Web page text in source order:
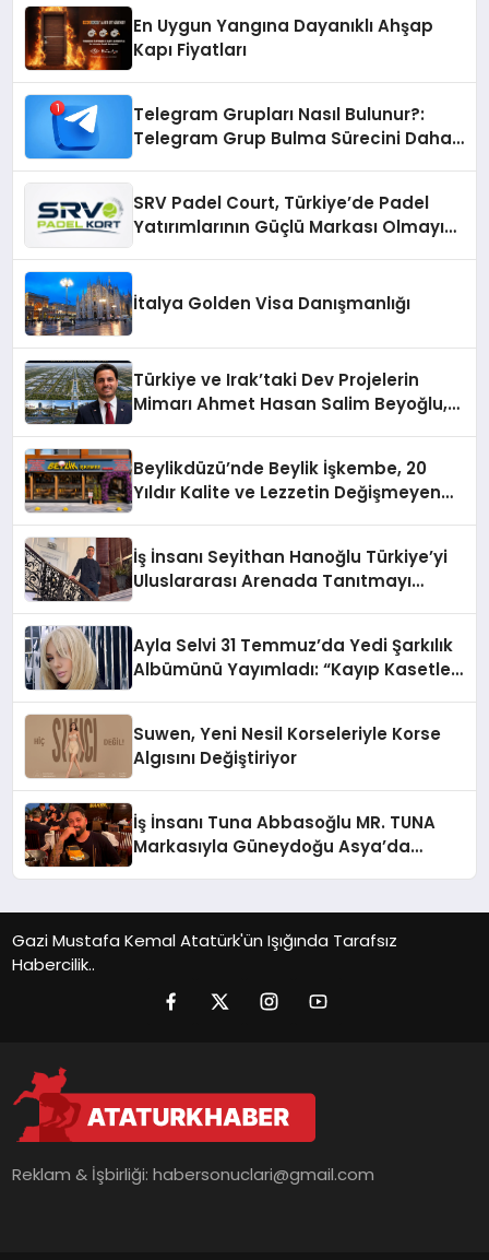
En Uygun Yangına Dayanıklı Ahşap
Kapı Fiyatları
Telegram Grupları Nasıl Bulunur?:
Telegram Grup Bulma Sürecini Daha
SRV Padel Court, Türkiye’de Padel
Yatırımlarının Güçlü Markası Olmayı
İtalya Golden Visa Danışmanlığı
Türkiye ve Irak’taki Dev Projelerin
Mimarı Ahmet Hasan Salim Beyoğlu,
Hayata Geçirecek
Beylikdüzü’nde Beylik İşkembe, 20
Yıldır Kalite ve Lezzetin Değişmeyen
İş İnsanı Seyithan Hanoğlu Türkiye’yi
Uluslararası Arenada Tanıtmayı
Ayla Selvi 31 Temmuz’da Yedi Şarkılık
Albümünü Yayımladı: “Kayıp Kasetler
Suwen, Yeni Nesil Korseleriyle Korse
Algısını Değiştiriyor
İş İnsanı Tuna Abbasoğlu MR. TUNA
Markasıyla Güneydoğu Asya’da
Gazi Mustafa Kemal Atatürk'ün Işığında Tarafsız
Habercilik..
Reklam & İşbirliği:habersonuclari@gmail.com